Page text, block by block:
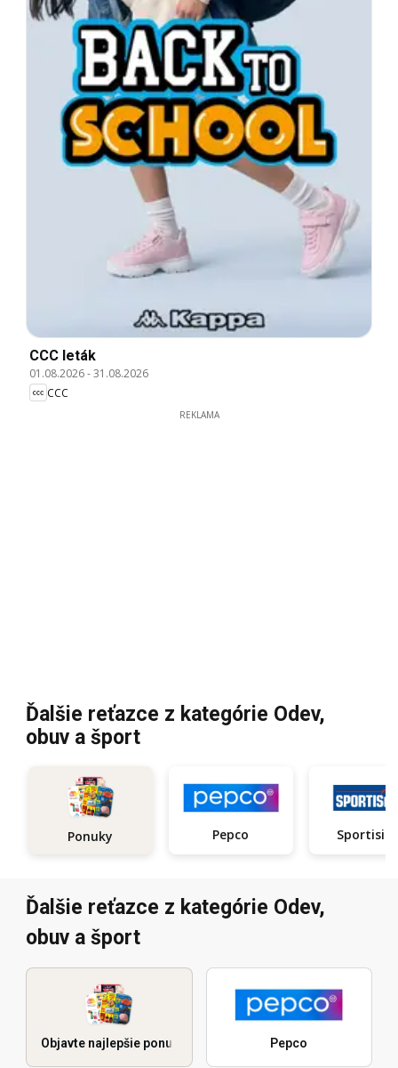
CCC leták
01.08.2026-31.08.2026
CCC
REKLAMA
Ďalšie reťazce z kategórie Odev,
obuv a šport
Ponuky Pepco
Ďalšie reťazce z kategórie Odev,
obuv a šport
Objavte najlepšie ponuky Pepco